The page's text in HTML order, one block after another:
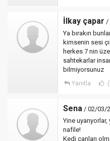
İlkay çapar /
Ya bırakın
kimsenin sesi
herkes 7 nin
sahtekarlar
bilmiyorsunuz
Yanıtla
Sena / 02/03/
Yine
nafile!
Kedi canları